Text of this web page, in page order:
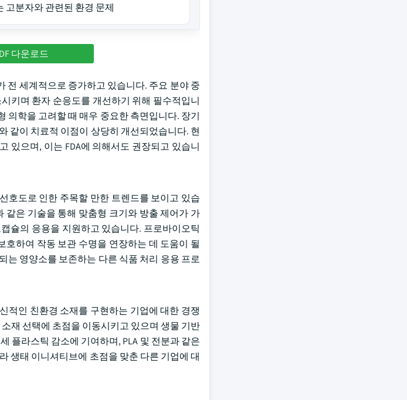
고분자와 관련된 환경 문제
다운로드
전 세계적으로 증가하고 있습니다. 주요 분야 중
키며 환자 순응도를 개선하기 위해 필수적입니
의학을 고려할 때 매우 중요한 측면입니다. 장기
같이 치료적 이점이 상당히 개선되었습니다. 현
있으며, 이는 FDA에 의해서도 권장되고 있습니
호도로 인한 주목할 만한 트렌드를 보이고 있습
은 기술을 통해 맞춤형 크기와 방출 제어가 가
슐의 응용을 지원하고 있습니다. 프로바이오틱
하여 작동 보관 수명을 연장하는 데 도움이 될
는 영양소를 보존하는 다른 식품 처리 응용 프로
적인 친환경 소재를 구현하는 기업에 대한 경쟁
재 선택에 초점을 이동시키고 있으며 생물 기반
플라스틱 감소에 기여하며, PLA 및 전분과 같은
생태 이니셔티브에 초점을 맞춘 다른 기업에 대